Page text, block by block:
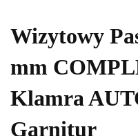
Wizytowy
mm
Klamra
Garnitur